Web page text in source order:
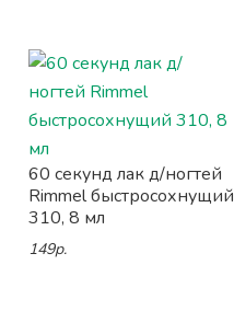
60 секунд лак д/ногтей
Rimmel быстросохнущий
310, 8 мл
149р.